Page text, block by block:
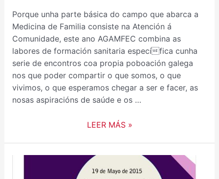
Porque unha parte básica do campo que abarca a
Medicina de Familia consiste na Atención á
Comunidade, este ano AGAMFEC combina as
labores de formación sanitaria específica cunha
serie de encontros coa propia poboación galega
nos que poder compartir o que somos, o que
vivimos, o que esperamos chegar a ser e facer, as
nosas aspiracións de saúde e os …
LEER MÁS »
19
MAYO,